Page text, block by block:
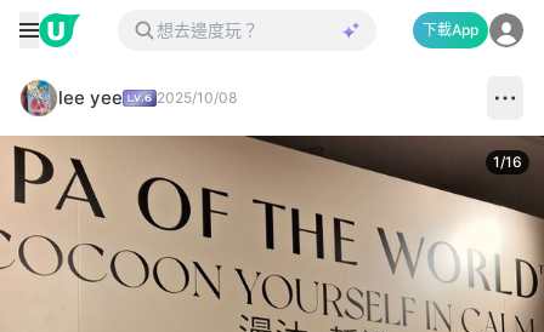
下載App
lee yee 2025/10/08
1/16